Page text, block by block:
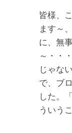
皆様、
ます～
に、無
～・・
じゃな
で、ブ
した。
ういう